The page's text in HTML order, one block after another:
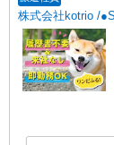
株式会社kotrio /